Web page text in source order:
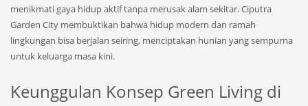
menikmati gaya hidup aktif tanpa merusak alam sekitar. Ciputra
Garden City membuktikan bahwa hidup modern dan ramah
lingkungan bisa berjalan seiring, menciptakan hunian yang sempurna
untuk keluarga masa kini.
Keunggulan Konsep Green Living di